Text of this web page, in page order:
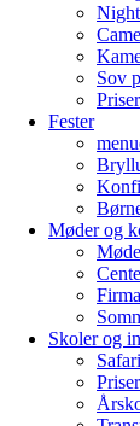
Sov
Fester
Møder og
Skoler og